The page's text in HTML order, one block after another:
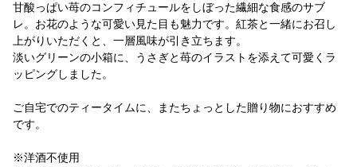
甘酸っぱい苺のコンフィチュールをしぼった繊細な食感のサブ
レ。お花のような可愛い見た目も魅力です。紅茶と一緒にお召し
上がりいただくと、一層風味が引き立ちます。
淡いグリーンの小箱に、うさぎと苺のイラストを添えて可愛くラ
ッピングしました。
ご自宅でのティータイムに、またちょっとした贈り物におすすめ
です。
※洋酒不使用